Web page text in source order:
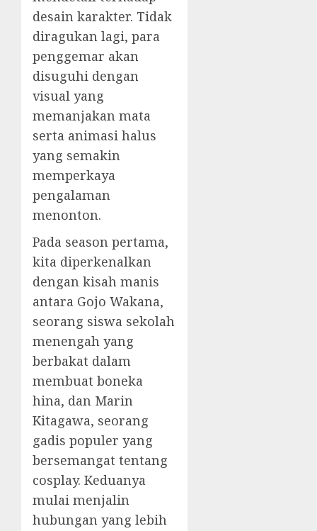
desain karakter. Tidak
diragukan lagi, para
penggemar akan
disuguhi dengan
visual yang
memanjakan mata
serta animasi halus
yang semakin
memperkaya
pengalaman
menonton.
Pada season pertama,
kita diperkenalkan
dengan kisah manis
antara Gojo Wakana,
seorang siswa sekolah
menengah yang
berbakat dalam
membuat boneka
hina, dan Marin
Kitagawa, seorang
gadis populer yang
bersemangat tentang
cosplay. Keduanya
mulai menjalin
hubungan yang lebih